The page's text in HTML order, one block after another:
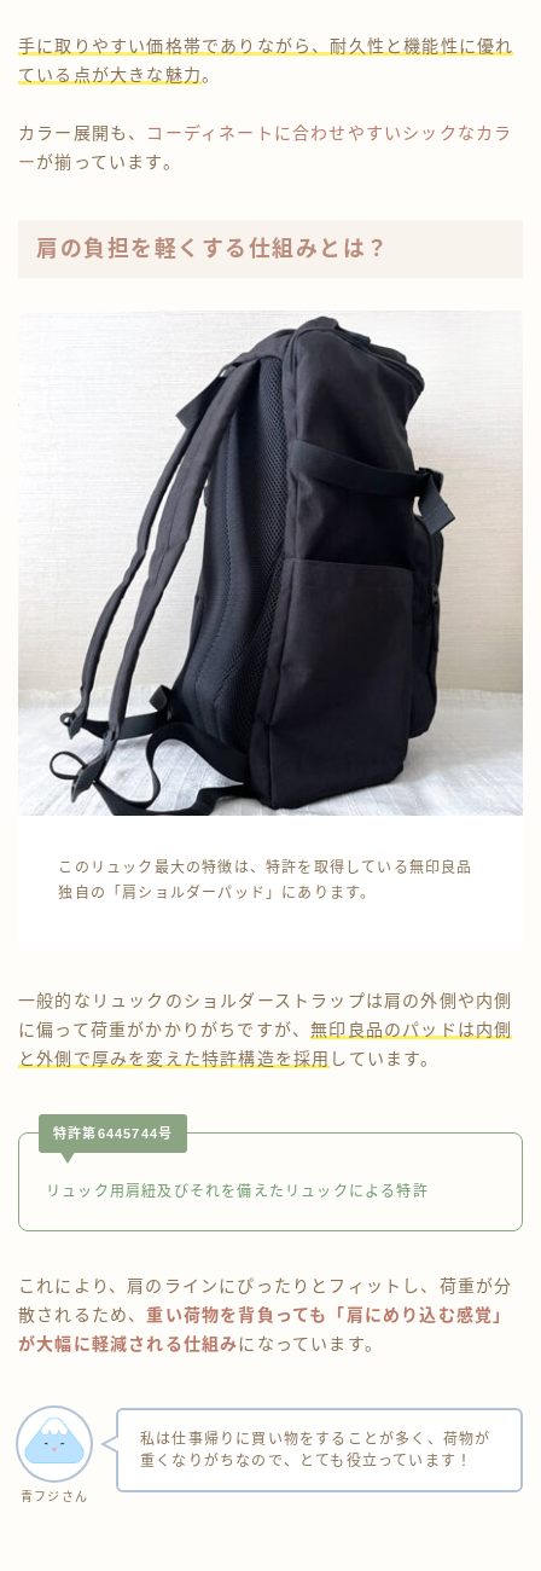
手に取りやすい価格帯でありながら、耐久性と機能性に優れ
ている点が大きな魅力。
カラー展開も、 コーディネートに合わせやすいシックなカラ
ーが揃っています。
肩の負担を軽くする仕組みとは？
このリュック最大の特徴は、特許を取得している無印良品
独自の「肩ショルダーパッド」にあります。
一般的なリュックのショルダーストラップは肩の外側や内側
に偏って荷重がかかりがちですが、無印良品のパッドは内側
と外側で厚みを変えた特許構造を採用 しています。
特許第6445744号
リュック用肩紐及びそれを備えたリュックによる特許
これにより、肩のラインにぴったりとフィットし、荷重が分
散されるため、重い荷物を背負っても「肩にめり込む感覚」
が大幅に軽減される仕組みになっています。
青フジさん
私は仕事帰りに買い物をすることが多く、荷物が
重くなりがちなので、とても役立っています！